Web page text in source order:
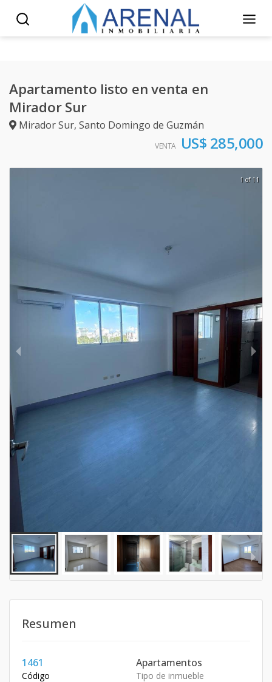
Apartamento listo en venta en
Mirador Sur
Mirador Sur, Santo Domingo de Guzmán
VENTA US$ 285,000
1 of 11
Resumen
1461
Código
Apartamentos
Tipo de inmueble